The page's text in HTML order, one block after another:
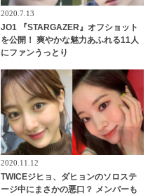
2020.7.13
JO1 『STARGAZER』オフショット
を公開！ 爽やかな魅力あふれる11人
にファンうっとり
2020.11.12
TWICEジヒョ、ダヒョンのソロステ
ージ中にまさかの悪口？ メンバーも